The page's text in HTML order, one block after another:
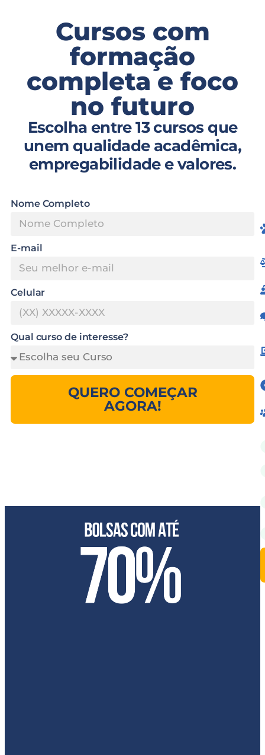
Cursos com
formação
completa e foco
no futuro
Escolha entre 13 cursos que
unem qualidade acadêmica,
empregabilidade e valores.
Nome Completo
E-mail
Celular
Qual curso de interesse?
QUERO COMEÇAR
AGORA!